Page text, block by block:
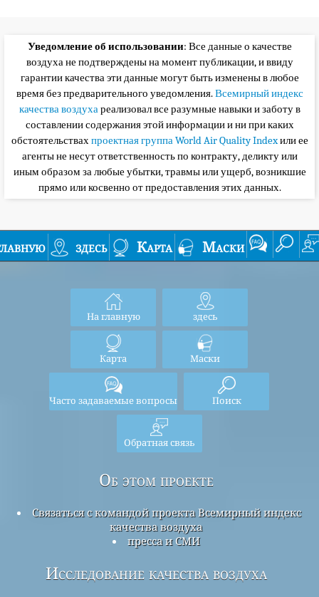
Уведомление об использовании: Все данные о качестве
воздуха не подтверждены на момент публикации, и ввиду
гарантии качества эти данные могут быть изменены в любое
время без предварительного уведомления.Всемирный индекс
качества воздухареализовал все разумные навыки и заботу в
составлении содержания этой информации и ни при каких
обстоятельствахпроектная группа World Air Quality Indexили ее
агенты не несут ответственность по контракту, деликту или
иным образом за любые убытки, травмы или ущерб, возникшие
прямо или косвенно от предоставления этих данных.
здесь Карта Маски
На главную здесь
Карта Маски
Часто задаваемые вопросы Поиск
Обратная связь
Об этом проекте
Связаться с командой проекта Всемирный индекс
качества воздуха
пресса и СМИ
Исследование качества воздуха